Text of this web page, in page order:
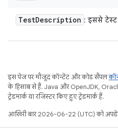
TestDescription : इससे टेस्ट
इस पेज पर मौजूद कॉन्टेंट और कोड सैंपल
के हिसाब से हैं. Java और OpenJDK,
ट्रेडमार्क या रजिस्टर किए हुए ट्रेडमार्क हैं.
आखिरी बार 2026-06-22 (UTC) को